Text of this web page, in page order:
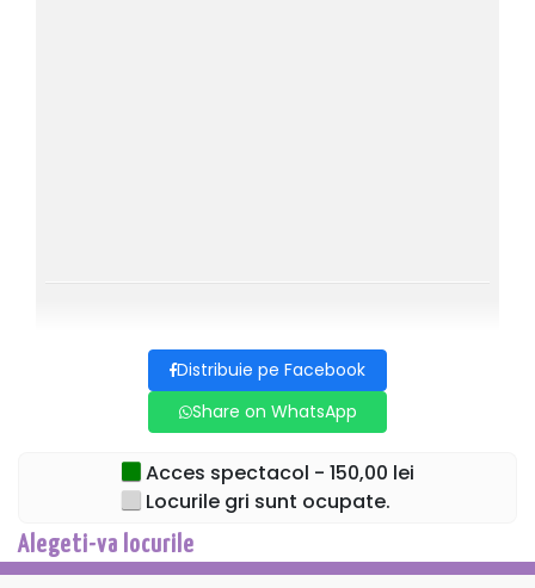
Distribuie pe Facebook
Share on WhatsApp
Acces spectacol - 150,00 lei
Locurile gri sunt ocupate.
Alegeti-va locurile